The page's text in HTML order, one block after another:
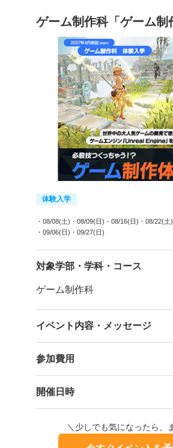
ゲーム制作科「ゲーム制
体験入学
・08/08(土) ・08/09(日) ・08/16(日) ・08/22(土)
・09/06(日) ・09/27(日)
対象学部・学科・コース
ゲーム制作科
イベント内容・メッセージ
参加費用
開催日時
＼少しでも気になったら、